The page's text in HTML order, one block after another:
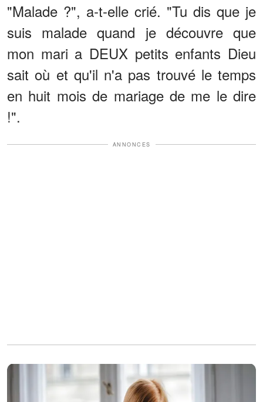
"Malade ?", a-t-elle crié. "Tu dis que je
suis malade quand je découvre que
mon mari a DEUX petits enfants Dieu
sait où et qu'il n'a pas trouvé le temps
en huit mois de mariage de me le dire
!".
ANNONCES